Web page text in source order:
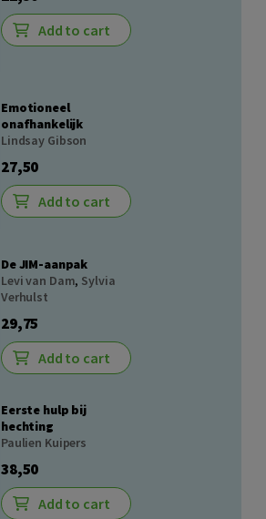
Add to cart
Emotioneel
onafhankelijk
Lindsay Gibson
27,50
Add to cart
De JIM-aanpak
Levi van Dam, Sylvia
Verhulst
29,75
Add to cart
Eerste hulp bij
hechting
Paulien Kuipers
38,50
Add to cart